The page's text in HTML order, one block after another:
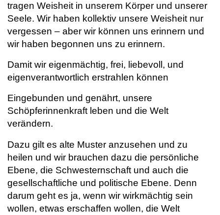
tragen Weisheit in unserem Körper und unserer
Seele. Wir haben kollektiv unsere Weisheit nur
vergessen – aber wir können uns erinnern und
wir haben begonnen uns zu erinnern.
Damit wir eigenmächtig, frei, liebevoll, und
eigenverantwortlich erstrahlen können
Eingebunden und genährt, unsere
Schöpferinnenkraft leben und die Welt
verändern.
Dazu gilt es alte Muster anzusehen und zu
heilen und wir brauchen dazu die persönliche
Ebene, die Schwesternschaft und auch die
gesellschaftliche und politische Ebene. Denn
darum geht es ja, wenn wir wirkmächtig sein
wollen, etwas erschaffen wollen, die Welt